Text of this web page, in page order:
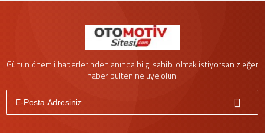
Günün önemli haberlerinden anında bilgi sahibi olmak istiyorsanız eğer
haber bültenine üye olun.